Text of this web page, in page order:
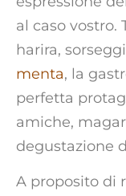
al caso vostro.
harira,
menta, la
perfetta
amiche,
degustazione
A proposito di